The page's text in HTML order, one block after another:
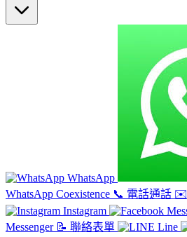
WhatsApp
WhatsApp Coexistence 📞 電話通話 ✉️
Instagram
Messenger 📝 聯絡表單 Line